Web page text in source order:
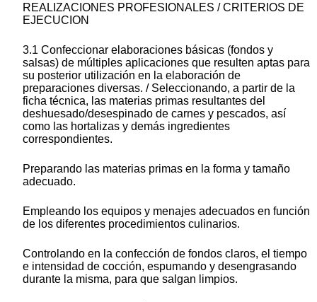
REALIZACIONES PROFESIONALES / CRITERIOS DE
EJECUCION
3.1 Confeccionar elaboraciones básicas (fondos y
salsas) de múltiples aplicaciones que resulten aptas para
su posterior utilización en la elaboración de
preparaciones diversas. / Seleccionando, a partir de la
ficha técnica, las materias primas resultantes del
deshuesado/desespinado de carnes y pescados, así
como las hortalizas y demás ingredientes
correspondientes.
Preparando las materias primas en la forma y tamaño
adecuado.
Empleando los equipos y menajes adecuados en función
de los diferentes procedimientos culinarios.
Controlando en la confección de fondos claros, el tiempo
e intensidad de cocción, espumando y desengrasando
durante la misma, para que salgan limpios.